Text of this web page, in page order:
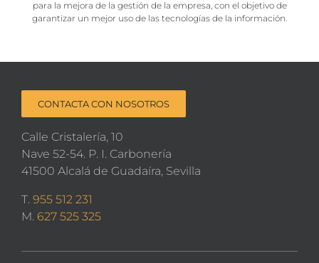
para la mejora de la gestión de la empresa, con el objetivo de
garantizar un mejor uso de las tecnologías de la información.
CONTACTA CON NOSOTROS
Calle Cristalería, 10
Nave 52-54. P. I. Carbonería
41500 Alcalá de Guadaíra, Sevilla
T. 955 512 231
M. 627 525 325